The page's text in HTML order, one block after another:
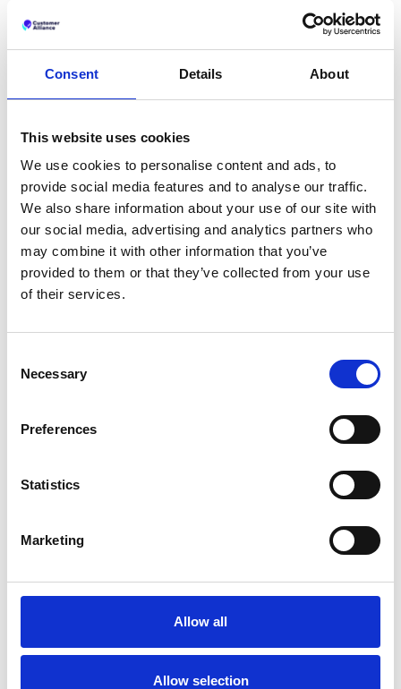
Consent Details About
This website uses cookies
We use cookies to personalise content and ads, to
provide social media features and to analyse our traffic.
We also share information about your use of our site with
our social media, advertising and analytics partners who
may combine it with other information that you’ve
provided to them or that they’ve collected from your use
of their services.
Selection
Necessary
Preferences
Statistics
Marketing
Allow all
Allow selection
Alle wichtigen Kennzahlen
auf einen Blick
Verfolgen Sie Ihre wichtigsten KPIs in einfachen, visuellen
Dashboards.
Sehen Sie Ihre
gewichteten Durchschnittswerte für
Zufriedenheit (CSAT) und Loyalität (NPS) und
Grundlage für die Analyse Ihrer
Sehen Sie die Entwicklung
sofort saisonale Einbrüche oder wirksame
Aufschlüsselung:
Filtern Sie Kennzahlen
nach verschiedenen Kriterien und erkennen
Zimmerkategorie beeinflusst werden